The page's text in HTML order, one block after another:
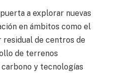
a explorar nuevas
en ámbitos como el
de centros de
de terrenos
y tecnologías